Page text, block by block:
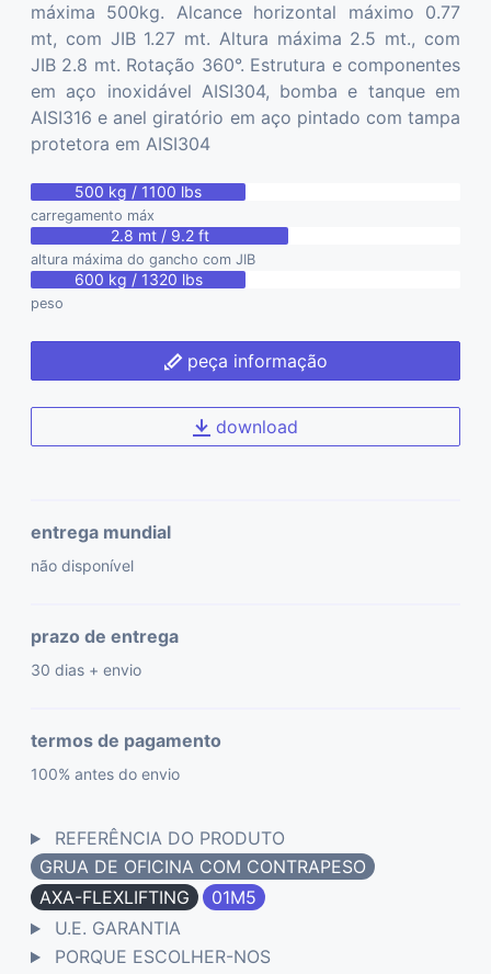
máxima 500kg. Alcance horizontal máximo 0.77
mt, com JIB 1.27 mt. Altura máxima 2.5 mt., com
JIB 2.8 mt. Rotação 360°. Estrutura e componentes
em aço inoxidável AISI304, bomba e tanque em
AISI316 e anel giratório em aço pintado com tampa
protetora em AISI304
500 kg / 1100 lbs
carregamento máx
2.8 mt / 9.2 ft
altura máxima do gancho com JIB
600 kg / 1320 lbs
peso
peça informação
download
entrega mundial
não disponível
prazo de entrega
30 dias + envio
termos de pagamento
100% antes do envio
REFERÊNCIA DO PRODUTO
GRUA DE OFICINA COM CONTRAPESO
AXA-FLEXLIFTING
01M5
U.E. GARANTIA
PORQUE ESCOLHER-NOS